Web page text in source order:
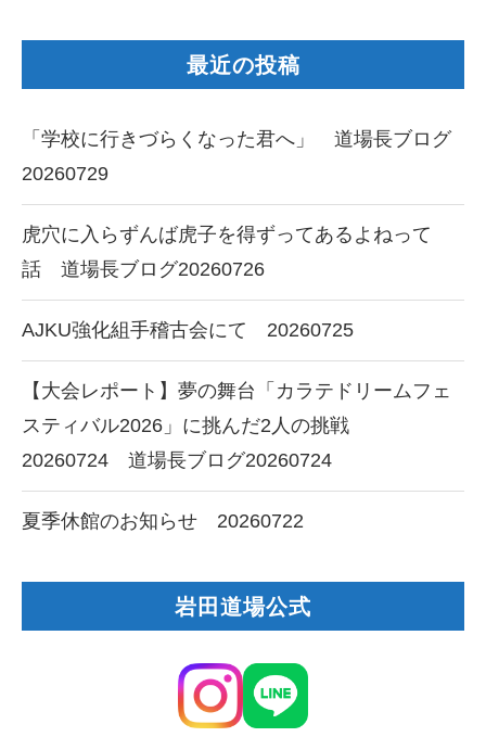
最近の投稿
「学校に行きづらくなった君へ」 道場長ブログ
20260729
虎穴に入らずんば虎子を得ずってあるよねって
話 道場長ブログ20260726
AJKU強化組手稽古会にて 20260725
【大会レポート】夢の舞台「カラテドリームフェ
スティバル2026」に挑んだ2人の挑戦
20260724 道場長ブログ20260724
夏季休館のお知らせ 20260722
岩田道場公式